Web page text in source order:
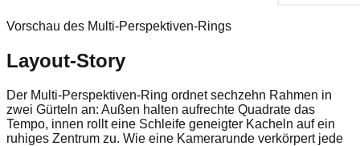
Vorschau des Multi-Perspektiven-Rings
Layout-Story
Der Multi-Perspektiven-Ring ordnet sechzehn Rahmen in
zwei Gürteln an: Außen halten aufrechte Quadrate das
Tempo, innen rollt eine Schleife geneigter Kacheln auf ein
ruhiges Zentrum zu. Wie eine Kamerarunde verkörpert jede